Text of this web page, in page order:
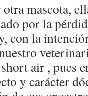
mascota,
por la
con la
air , pues
y carácter